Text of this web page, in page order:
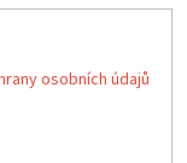
osobních údajů